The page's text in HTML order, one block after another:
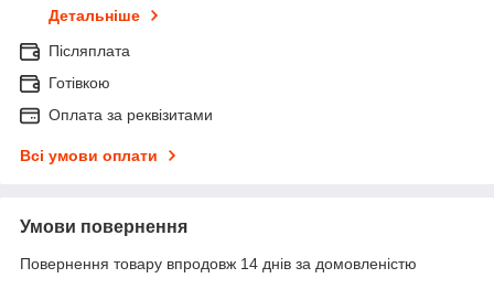
Детальніше
Післяплата
Готівкою
Оплата за реквізитами
Всі умови оплати
Умови повернення
Повернення товару впродовж 14 днів за домовленістю